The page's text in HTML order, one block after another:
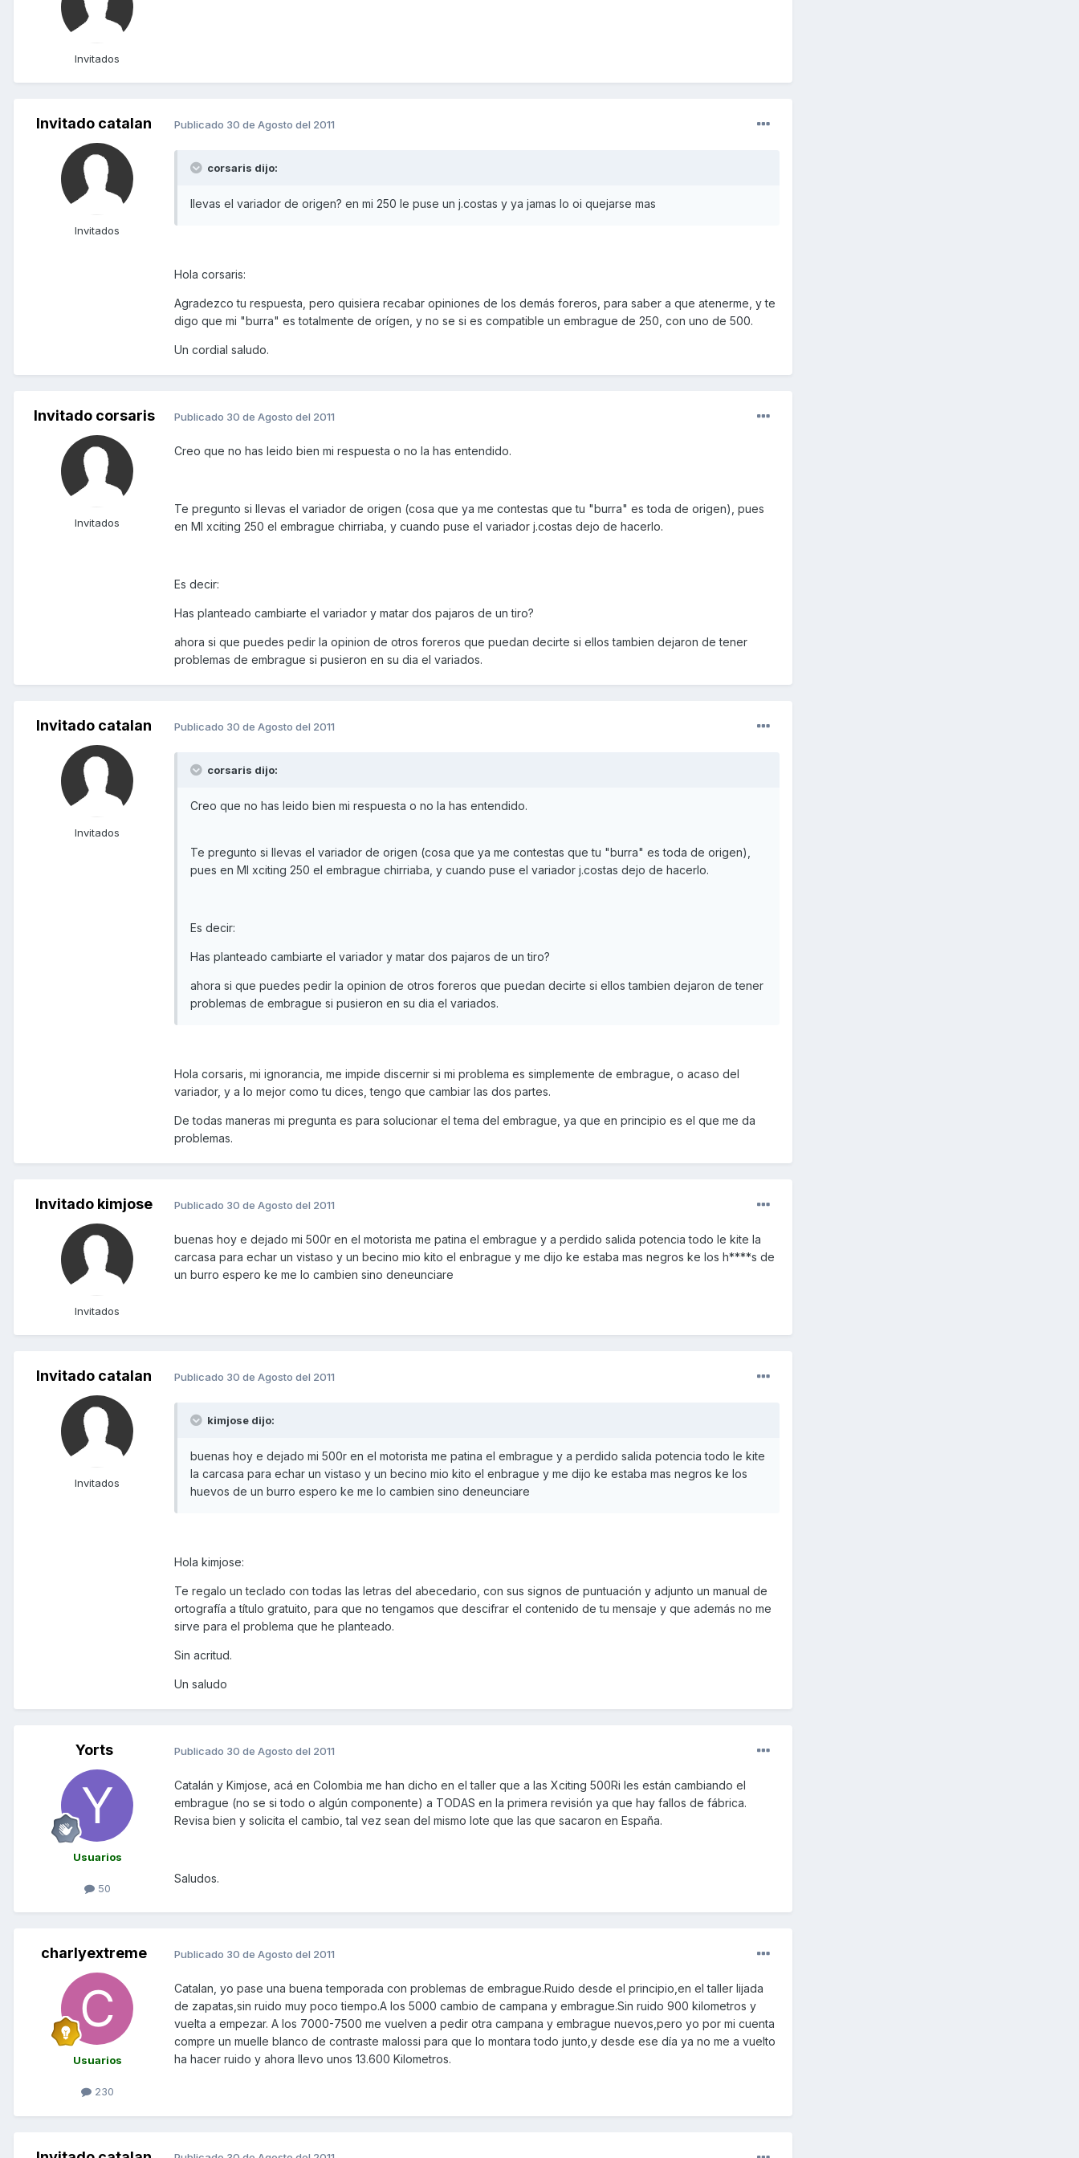
Invitados
Invitado catalan
Invitados
Publicado 30 de Agosto del 2011
corsaris dijo:
llevas el variador de origen? en mi 250 le puse un j.costas y ya jamas lo oi quejarse mas
Hola corsaris:
Agradezco tu respuesta, pero quisiera recabar opiniones de los demás foreros, para saber a que atenerme, y te
digo que mi "burra" es totalmente de orígen, y no se si es compatible un embrague de 250, con uno de 500.
Un cordial saludo.
Invitado corsaris
Invitados
Publicado 30 de Agosto del 2011
Creo que no has leido bien mi respuesta o no la has entendido.
Te pregunto si llevas el variador de origen (cosa que ya me contestas que tu "burra" es toda de origen), pues
en MI xciting 250 el embrague chirriaba, y cuando puse el variador j.costas dejo de hacerlo.
Es decir:
Has planteado cambiarte el variador y matar dos pajaros de un tiro?
ahora si que puedes pedir la opinion de otros foreros que puedan decirte si ellos tambien dejaron de tener
problemas de embrague si pusieron en su dia el variados.
Invitado catalan
Invitados
Publicado 30 de Agosto del 2011
corsaris dijo:
Creo que no has leido bien mi respuesta o no la has entendido.
Te pregunto si llevas el variador de origen (cosa que ya me contestas que tu "burra" es toda de origen),
pues en MI xciting 250 el embrague chirriaba, y cuando puse el variador j.costas dejo de hacerlo.
Es decir:
Has planteado cambiarte el variador y matar dos pajaros de un tiro?
ahora si que puedes pedir la opinion de otros foreros que puedan decirte si ellos tambien dejaron de tener
problemas de embrague si pusieron en su dia el variados.
Hola corsaris, mi ignorancia, me impide discernir si mi problema es simplemente de embrague, o acaso del
variador, y a lo mejor como tu dices, tengo que cambiar las dos partes.
De todas maneras mi pregunta es para solucionar el tema del embrague, ya que en principio es el que me da
problemas.
Invitado kimjose
Invitados
Publicado 30 de Agosto del 2011
buenas hoy e dejado mi 500r en el motorista me patina el embrague y a perdido salida potencia todo le kite la
carcasa para echar un vistaso y un becino mio kito el enbrague y me dijo ke estaba mas negros ke los h****s de
un burro espero ke me lo cambien sino deneunciare
Invitado catalan
Invitados
Publicado 30 de Agosto del 2011
kimjose dijo:
buenas hoy e dejado mi 500r en el motorista me patina el embrague y a perdido salida potencia todo le kite
la carcasa para echar un vistaso y un becino mio kito el enbrague y me dijo ke estaba mas negros ke los
huevos de un burro espero ke me lo cambien sino deneunciare
Hola kimjose:
Te regalo un teclado con todas las letras del abecedario, con sus signos de puntuación y adjunto un manual de
ortografía a título gratuito, para que no tengamos que descifrar el contenido de tu mensaje y que además no me
sirve para el problema que he planteado.
Sin acritud.
Un saludo
Yorts
Usuarios
50
Publicado 30 de Agosto del 2011
Catalán y Kimjose, acá en Colombia me han dicho en el taller que a las Xciting 500Ri les están cambiando el
embrague (no se si todo o algún componente) a TODAS en la primera revisión ya que hay fallos de fábrica.
Revisa bien y solicita el cambio, tal vez sean del mismo lote que las que sacaron en España.
Saludos.
charlyextreme
Usuarios
230
Publicado 30 de Agosto del 2011
Catalan, yo pase una buena temporada con problemas de embrague.Ruido desde el principio,en el taller lijada
de zapatas,sin ruido muy poco tiempo.A los 5000 cambio de campana y embrague.Sin ruido 900 kilometros y
vuelta a empezar. A los 7000-7500 me vuelven a pedir otra campana y embrague nuevos,pero yo por mi cuenta
compre un muelle blanco de contraste malossi para que lo montara todo junto,y desde ese día ya no me a vuelto
ha hacer ruido y ahora llevo unos 13.600 Kilometros.